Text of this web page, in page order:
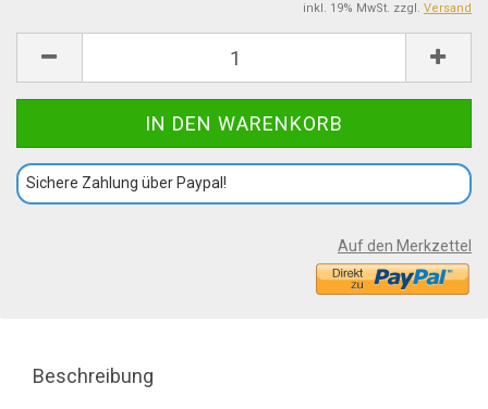
inkl. 19% MwSt. zzgl. Versand
Sichere Zahlung über Paypal!
Auf den Merkzettel
Beschreibung